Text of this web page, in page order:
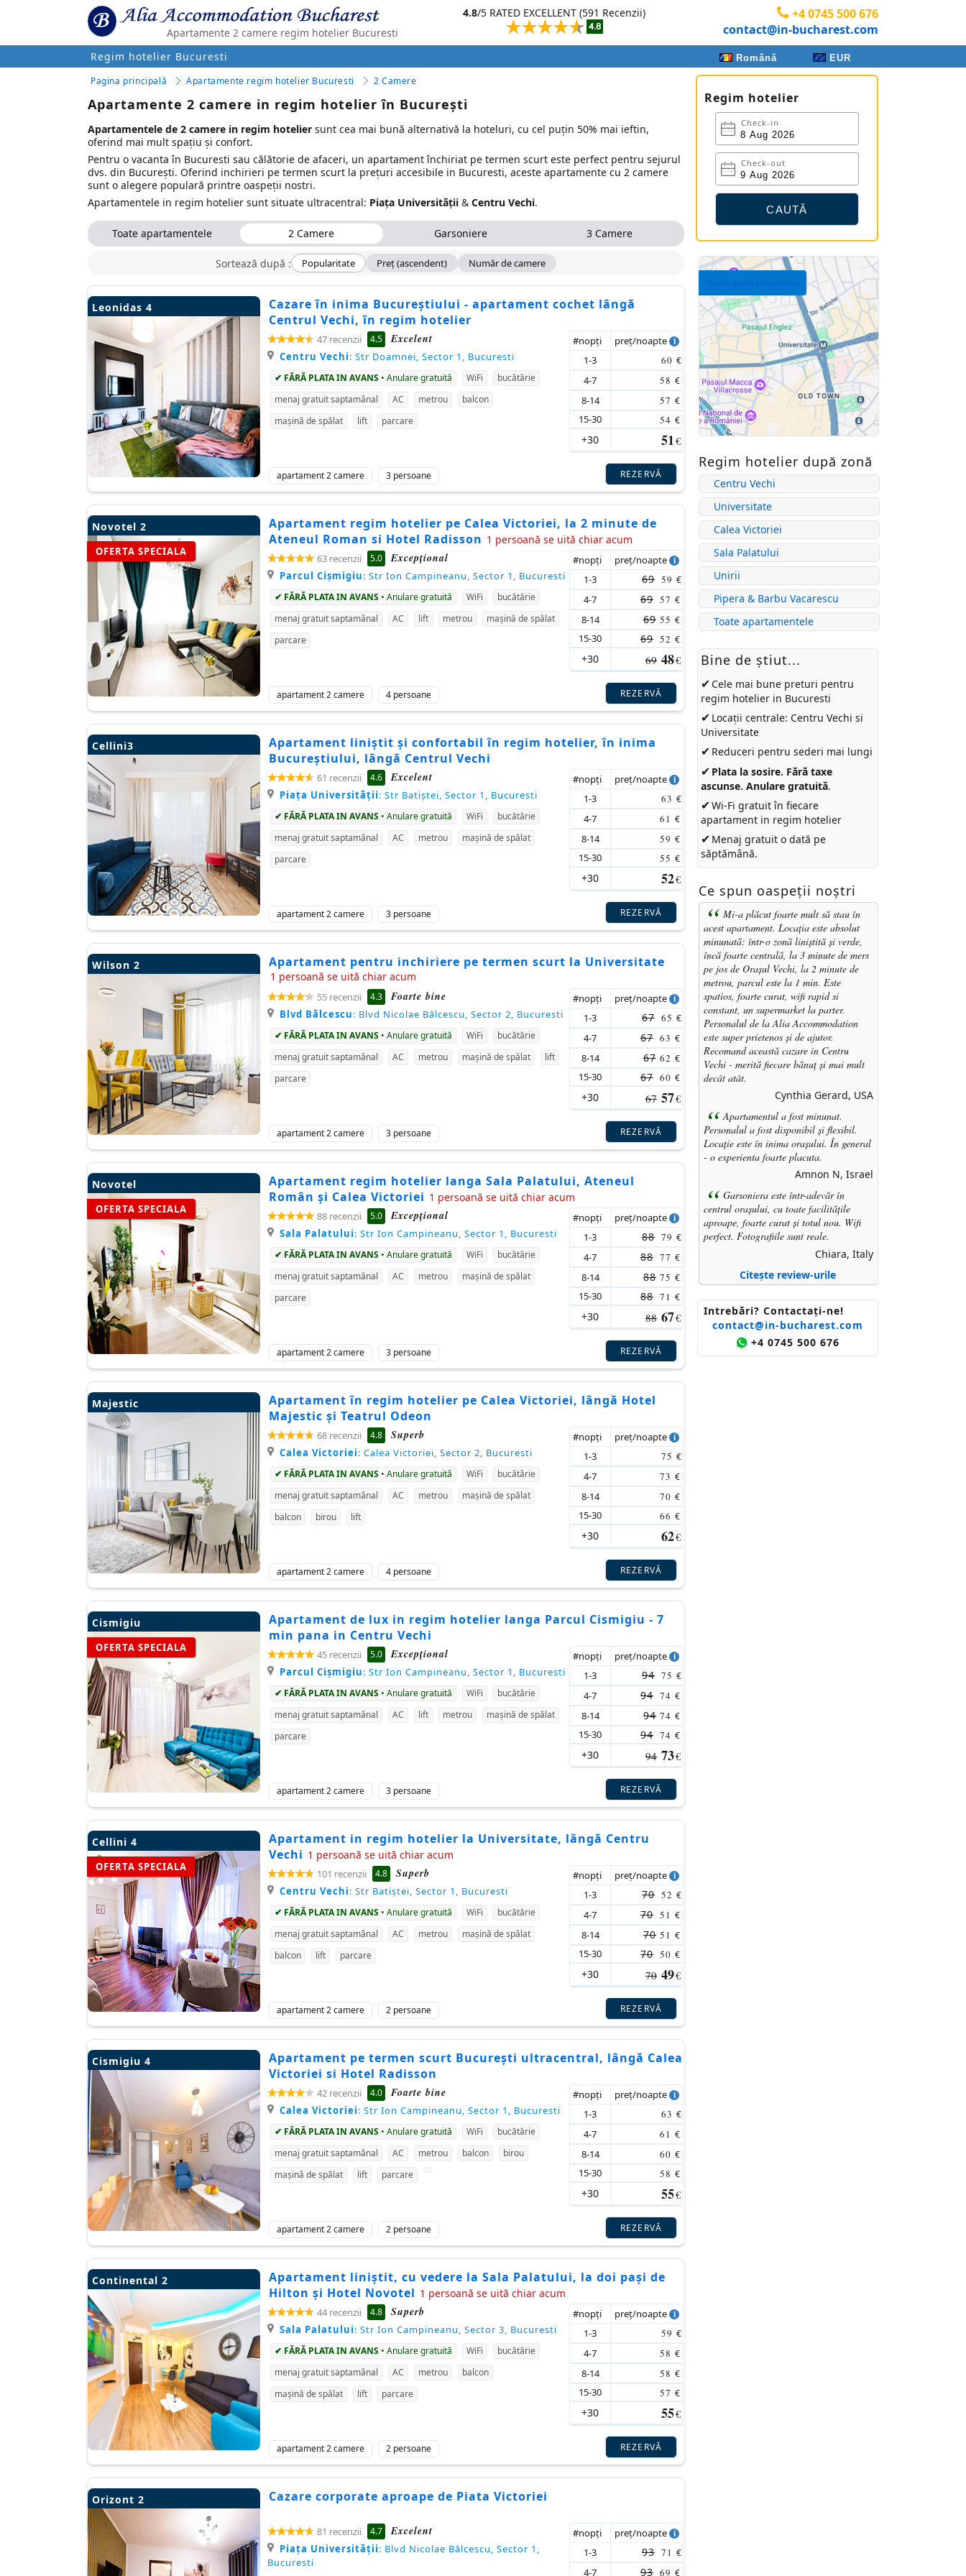
Apartamente 2 camere regim hotelier Bucuresti
4.8/5 RATED EXCELLENT (591 Recenzii)
+4 0745 500 676
contact@in-bucharest.com
Regim hotelier Bucuresti Română EUR
Pagina principală Apartamente regim hotelier Bucuresti 2 Camere
Apartamente 2 camere in regim hotelier în București
Apartamentele de 2 camere in regim hotelier sunt cea mai bună alternativă la hoteluri, cu cel puțin 50% mai ieftin,
oferind mai mult spațiu și confort.
Pentru o vacanta în Bucuresti sau călătorie de afaceri, un apartament închiriat pe termen scurt este perfect pentru sejurul
dvs. din București. Oferind inchirieri pe termen scurt la prețuri accesibile in Bucuresti, aceste apartamente cu 2 camere
sunt o alegere populară printre oaspeții nostri.
Apartamentele in regim hotelier sunt situate ultracentral: Piața Universității & Centru Vechi.
Toate apartamentele 2 Camere Garsoniere 3 Camere
Sortează după : Popularitate Preţ (ascendent) Număr de camere
Leonidas 4
Cazare în inima Bucureștiului - apartament cochet lângă
Centrul Vechi, în regim hotelier
47 recenzii 4.5 Excelent
Centru Vechi: Str Doamnei, Sector 1, Bucuresti
✔ FĂRĂ PLATA IN AVANS • Anulare gratuită WiFi
bucătărie
menaj gratuit saptamânal
AC metrou
balcon
mașină de spălat
lift parcare
#nopţi
preţ/noapte
1-3
60 €
4-7 58 €
8-14 57 €
15-30 54 €
+30 51€
apartament 2 camere 3 persoane REZERVĂ
Novotel 2
OFERTA SPECIALA
Apartament regim hotelier pe Calea Victoriei, la 2 minute de
Ateneul Roman si Hotel Radisson 1 persoană se uită chiar acum
63 recenzii 5.0 Excepţional
Parcul Cișmigiu: Str Ion Campineanu, Sector 1, Bucuresti
✔ FĂRĂ PLATA IN AVANS • Anulare gratuită WiFi
bucătărie
menaj gratuit saptamânal
AC lift metrou
mașină de spălat
parcare
#nopţi
preţ/noapte
1-3
69 59 €
4-7 69 57 €
8-14 69 55 €
15-30 69 52 €
+30 69 48€
apartament 2 camere 4 persoane REZERVĂ
Cellini3
Apartament liniștit și confortabil în regim hotelier, în inima
Bucureștiului, lângă Centrul Vechi
61 recenzii 4.6 Excelent
Piaţa Universităţii: Str Batiștei, Sector 1, Bucuresti
✔ FĂRĂ PLATA IN AVANS • Anulare gratuită WiFi
bucătărie
menaj gratuit saptamânal
AC metrou
mașină de spălat
parcare
#nopţi
preţ/noapte
1-3
63 €
4-7 61 €
8-14 59 €
15-30 55 €
+30 52€
apartament 2 camere 3 persoane REZERVĂ
Wilson 2 Apartament pentru inchiriere pe termen scurt la Universitate
1 persoană se uită chiar acum
55 recenzii 4.3 Foarte bine
Blvd Bălcescu: Blvd Nicolae Bălcescu, Sector 2, Bucuresti
✔ FĂRĂ PLATA IN AVANS • Anulare gratuită WiFi
bucătărie
menaj gratuit saptamânal
AC metrou mașină de spălat
lift
parcare
#nopţi
preţ/noapte
1-3
67 65 €
4-7 67 63 €
8-14 67 62 €
15-30 67 60 €
+30 67 57€
apartament 2 camere 3 persoane REZERVĂ
Novotel
OFERTA SPECIALA
Apartament regim hotelier langa Sala Palatului, Ateneul
Român și Calea Victoriei 1 persoană se uită chiar acum
88 recenzii 5.0 Excepţional
Sala Palatului: Str Ion Campineanu, Sector 1, Bucuresti
✔ FĂRĂ PLATA IN AVANS • Anulare gratuită WiFi
bucătărie
menaj gratuit saptamânal
AC metrou
mașină de spălat
parcare
#nopţi
preţ/noapte
1-3
88 79 €
4-7 88 77 €
8-14 88 75 €
15-30 88 71 €
+30 88 67€
apartament 2 camere 3 persoane REZERVĂ
Majestic
Apartament în regim hotelier pe Calea Victoriei, lângă Hotel
Majestic și Teatrul Odeon
68 recenzii 4.8 Superb
Calea Victoriei: Calea Victoriei, Sector 2, Bucuresti
✔ FĂRĂ PLATA IN AVANS • Anulare gratuită WiFi
bucătărie
menaj gratuit saptamânal
AC metrou
mașină de spălat
balcon
birou lift
#nopţi
preţ/noapte
1-3
75 €
4-7 73 €
8-14 70 €
15-30 66 €
+30 62€
apartament 2 camere 4 persoane REZERVĂ
Cismigiu
OFERTA SPECIALA
Apartament de lux in regim hotelier langa Parcul Cismigiu - 7
min pana in Centru Vechi
45 recenzii 5.0 Excepţional
Parcul Cișmigiu: Str Ion Campineanu, Sector 1, Bucuresti
✔ FĂRĂ PLATA IN AVANS • Anulare gratuită WiFi
bucătărie
menaj gratuit saptamânal
AC lift metrou
mașină de spălat
parcare
#nopţi
preţ/noapte
1-3
94 75 €
4-7 94 74 €
8-14 94 74 €
15-30 94 74 €
+30 94 73€
apartament 2 camere 3 persoane REZERVĂ
Cellini 4
OFERTA SPECIALA
Apartament in regim hotelier la Universitate, lângă Centru
Vechi 1 persoană se uită chiar acum
101 recenzii 4.8 Superb
Centru Vechi: Str Batiștei, Sector 1, Bucuresti
✔ FĂRĂ PLATA IN AVANS • Anulare gratuită WiFi
bucătărie
menaj gratuit saptamânal
AC metrou
mașină de spălat
balcon
lift parcare
#nopţi
preţ/noapte
1-3
70 52 €
4-7 70 51 €
8-14 70 51 €
15-30 70 50 €
+30 70 49€
apartament 2 camere 2 persoane REZERVĂ
Cismigiu 4
Apartament pe termen scurt București ultracentral, lângă Calea
Victoriei si Hotel Radisson
42 recenzii 4.0 Foarte bine
Calea Victoriei: Str Ion Campineanu, Sector 1, Bucuresti
✔ FĂRĂ PLATA IN AVANS • Anulare gratuită WiFi
bucătărie
menaj gratuit saptamânal
AC metrou balcon
birou
mașină de spălat
lift parcare
#nopţi
preţ/noapte
1-3
63 €
4-7 61 €
8-14 60 €
15-30 58 €
+30 55€
apartament 2 camere 2 persoane REZERVĂ
Continental 2
Apartament liniștit, cu vedere la Sala Palatului, la doi pași de
Hilton și Hotel Novotel 1 persoană se uită chiar acum
44 recenzii 4.8 Superb
Sala Palatului: Str Ion Campineanu, Sector 3, Bucuresti
✔ FĂRĂ PLATA IN AVANS • Anulare gratuită WiFi
bucătărie
menaj gratuit saptamânal
AC metrou
balcon
mașină de spălat
lift parcare
#nopţi
preţ/noapte
1-3
59 €
4-7 58 €
8-14 58 €
15-30 57 €
+30 55€
apartament 2 camere 2 persoane REZERVĂ
Orizont 2 Cazare corporate aproape de Piata Victoriei
81 recenzii 4.7 Excelent
Piața Universității: Blvd Nicolae Bălcescu, Sector 1,
Bucuresti
#nopţi
preţ/noapte
1-3
93 71 €
4-7 93 69 €
Regim hotelier
Check-in
Check-out
Regim hotelier după zonă
Centru Vechi
Universitate
Calea Victoriei
Sala Palatului
Unirii
Pipera & Barbu Vacarescu
Toate apartamentele
Bine de ştiut...
✔ Cele mai bune preturi pentru
regim hotelier in Bucuresti
✔ Locații centrale: Centru Vechi si
Universitate
✔ Reduceri pentru sederi mai lungi
✔ Plata la sosire. Fără taxe
ascunse. Anulare gratuită.
✔Wi-Fi gratuit în fiecare
apartament in regim hotelier
✔ Menaj gratuit o dată pe
săptămână.
Ce spun oaspeții noștri
Mi-a plăcut foarte mult să stau în
acest apartament. Locația este absolut
minunată: într-o zonă liniștită și verde,
încă foarte centrală, la 3 minute de mers
pe jos de Orașul Vechi, la 2 minute de
metrou, parcul este la 1 min. Este
spatios, foarte curat, wifi rapid si
constant, un supermarket la parter.
Personalul de la Alia Accommodation
este super prietenos și de ajutor.
Recomand această cazare in Centru
Vechi - merită fiecare bănuț și mai mult
decât atât.
Cynthia Gerard, USA
Apartamentul a fost minunat.
Personalul a fost disponibil și flexibil.
Locație este în inima orașului. În general
- o experienta foarte placuta.
Amnon N, Israel
Garsoniera este într-adevăr în
centrul orașului, cu toate facilitățile
aproape, foarte curat și totul nou. Wifi
perfect. Fotografiile sunt reale.
Chiara, Italy
Citește review-urile
Intrebări? Contactaţi-ne!
contact@in-bucharest.com
+4 0745 500 676